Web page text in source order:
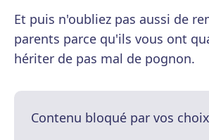
Et puis n'oubliez pas aussi de
parents parce qu'ils vous ont
hériter de pas mal de pognon.
Contenu bloqué par vos